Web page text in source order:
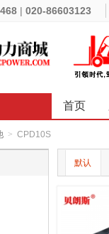
| 020-86603123
首页
> CPD10S
默认